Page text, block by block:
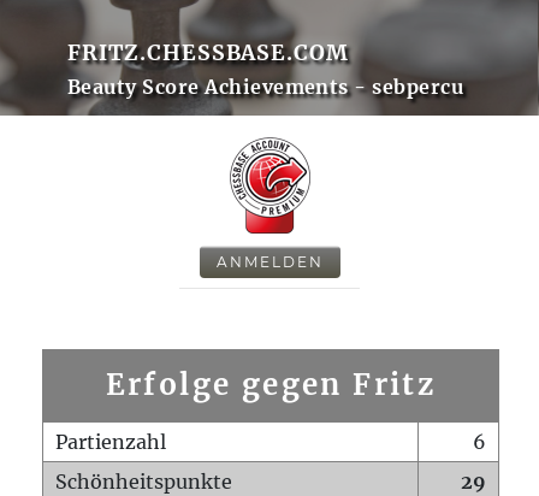
FRITZ.CHESSBASE.COM
Beauty Score Achievements - sebpercu
ANMELDEN
Erfolge gegen Fritz
Partienzahl
6
Schönheitspunkte
29